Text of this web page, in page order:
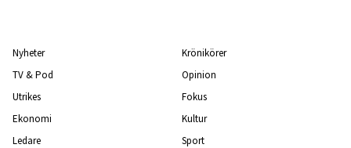
Nyheter
TV & Pod
Utrikes
Ekonomi
Ledare
Krönikörer
Opinion
Fokus
Kultur
Sport